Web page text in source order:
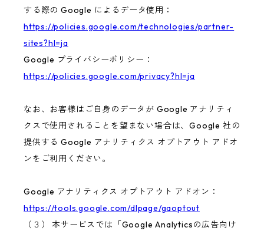
する際の Google によるデータ使用：
https://policies.google.com/technologies/partner-
sites?hl=ja
Google プライバシーポリシー：
https://policies.google.com/privacy?hl=ja
なお、お客様はご自身のデータが Google アナリティ
クスで使用されることを望まない場合は、Google 社の
提供する Google アナリティクス オプトアウト アドオ
ンをご利用ください。
Google アナリティクス オプトアウト アドオン：
https://tools.google.com/dlpage/gaoptout
（３） 本サービスでは「Google Analyticsの広告向け